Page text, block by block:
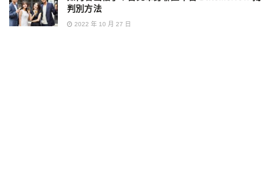
判別方法
2022 年 10 月 27 日